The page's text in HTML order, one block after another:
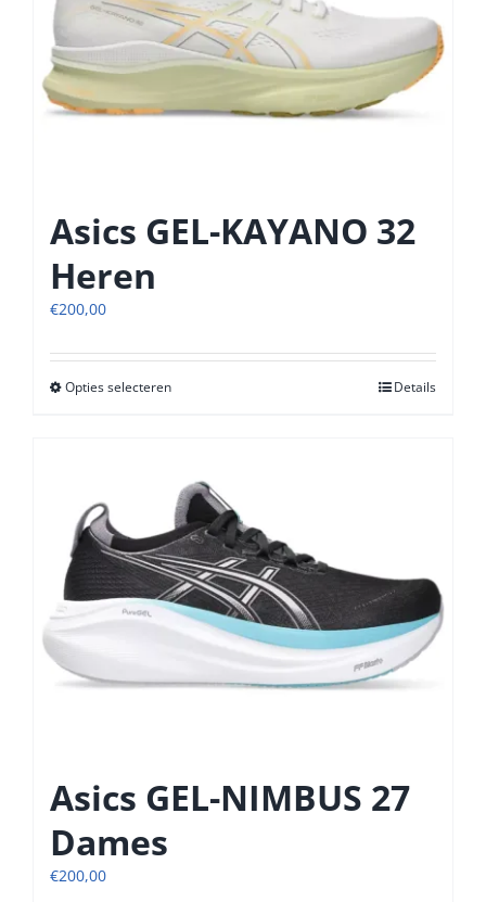
gekozen
worden
op
productpagina
Asics GEL-KAYANO 32
Heren
€200,00
Opties selecterenDit
variaties.
Deze
optie
kan
gekozen
worden
Details
Asics GEL-NIMBUS 27
Dames
€200,00